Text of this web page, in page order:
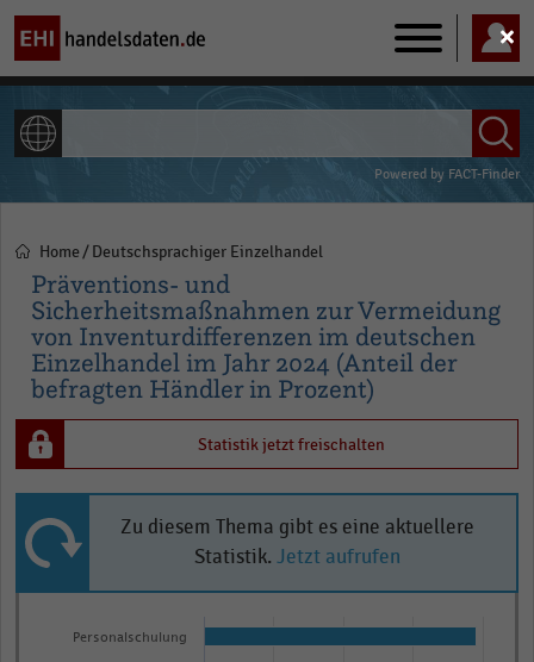
Main
navigation
Powered by FACT-Finder
Pfadnavigation
Home Deutschsprachiger Einzelhandel
Präventions- und
Sicherheitsmaßnahmen zur Vermeidung
von Inventurdifferenzen im deutschen
Einzelhandel im Jahr 2024 (Anteil der
befragten Händler in Prozent)
Statistik jetzt freischalten
Zu diesem Thema gibt es eine aktuellere
Statistik. Jetzt aufrufen
graphic.Personalschulung